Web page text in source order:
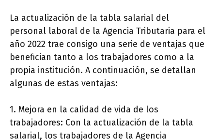
La actualización de la tabla salarial del
personal laboral de la Agencia Tributaria para el
año 2022 trae consigo una serie de ventajas que
benefician tanto a los trabajadores como a la
propia institución. A continuación, se detallan
algunas de estas ventajas:
1. Mejora en la calidad de vida de los
trabajadores: Con la actualización de la tabla
salarial, los trabajadores de la Agencia